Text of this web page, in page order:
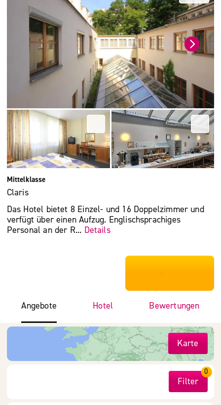
Mittelklasse
Claris
Das Hotel bietet 8 Einzel- und 16 Doppelzimmer und
verfügt über einen Aufzug. Englischsprachiges
Personal an der R... Details
***************
Angebote Hotel Bewertungen
Karte
Filter
0